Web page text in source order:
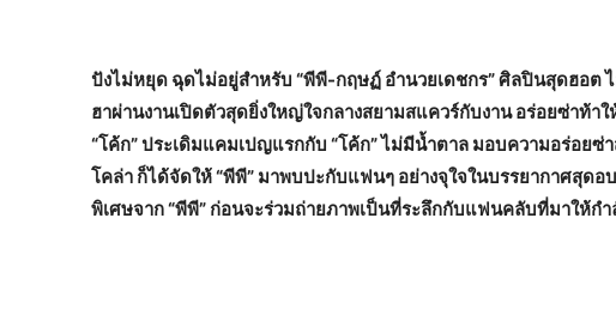
ปังไม่หยุด ฉุดไม่อยู่สำหรับ “พีพี-กฤษฏ์ อำนวยเดชกร” ศิลปินสุดฮอต
ฮาผ่านงานเปิดตัวสุดยิ่งใหญ่ใจกลางสยามสแควร์กับงาน อร่อยซ่าท้า
“โค้ก” ประเดิมแคมเปญแรกกับ “โค้ก” ไม่มีน้ำตาล มอบความอร่อย
โคล่า ก็ได้จัดให้ “พีพี” มาพบปะกับแฟนๆ อย่างจุใจในบรรยากาศสุด
พิเศษจาก “พีพี” ก่อนจะร่วมถ่ายภาพเป็นที่ระลึกกับแฟนคลับที่มาให้ก